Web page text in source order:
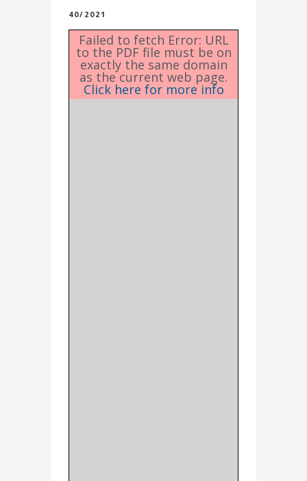
40/2021
Failed to fetch Error: URL
to the PDF file must be on
exactly the same domain
as the current web page.
Click here for more info